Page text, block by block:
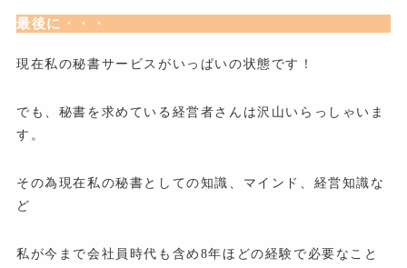
最後に・・・
現在私の秘書サービスがいっぱいの状態です！
でも、秘書を求めている経営者さんは沢山いらっしゃいま
す。
その為現在私の秘書としての知識、マインド、経営知識な
ど
私が今まで会社員時代も含め8年ほどの経験で必要なこと